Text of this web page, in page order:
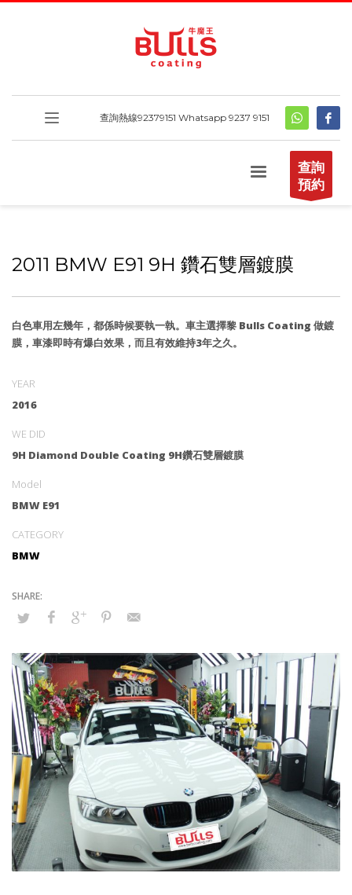
查詢熱線92379151 Whatsapp 9237 9151
查詢
預約
2011 BMW E91 9H 鑽石雙層鍍膜
白色車用左幾年，都係時候要執一執。車主選擇黎 Bulls Coating 做鍍
膜，車漆即時有爆白效果，而且有效維持3年之久。
YEAR
2016
WE DID
9H Diamond Double Coating 9H鑽石雙層鍍膜
Model
BMW E91
CATEGORY
BMW